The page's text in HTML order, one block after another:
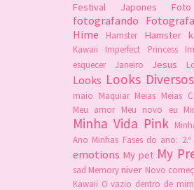
Festival Japones
Foto
fotografando
Hime
Hamster Hamster
Kawaii
Imperfect Princess
esquecer
Janeiro Jesus
Looks Looks Diversos
maio
Maquiar Meias Meias
Meu amor Meu novo eu
Minha Vida Pink
Ano Minhas Fases do ano: 2.º
emotions My pet My
sad Memory niver Novo
Kawaii O vazio dentro de mim